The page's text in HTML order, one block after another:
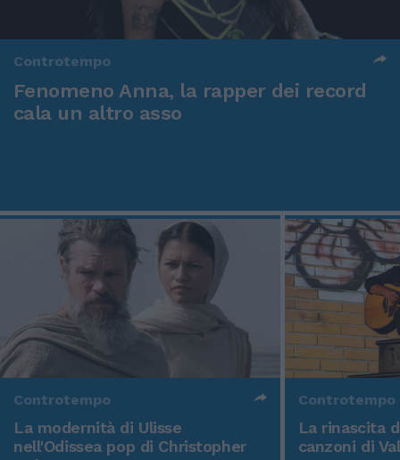
Controtempo
Fenomeno Anna, la rapper dei record
cala un altro asso
Controtempo
La modernità di Ulisse
nell'Odissea pop di Christopher
Controtempo
La rinascita
canzoni di